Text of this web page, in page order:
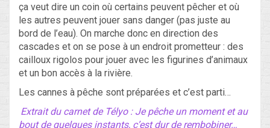
ça veut dire un coin où certains peuvent pêcher et où
les autres peuvent jouer sans danger (pas juste au
bord de l’eau). On marche donc en direction des
cascades et on se pose à un endroit prometteur : des
cailloux rigolos pour jouer avec les figurines d’animaux
et un bon accès à la rivière.
Les cannes à pêche sont préparées et c’est parti…
Extrait du carnet de Télyo : Je pêche un moment et au
bout de quelques instants, c’est dur de rembobiner…